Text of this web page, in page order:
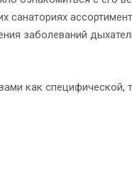
санаториях
заболеваний
как